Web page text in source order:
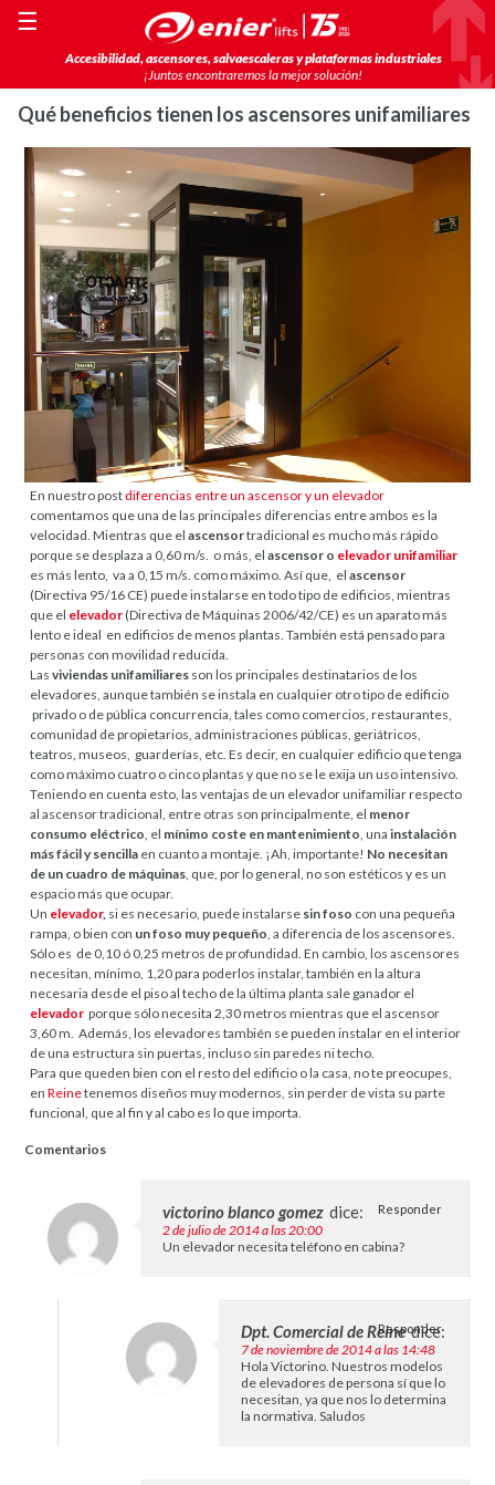
Accesibilidad, ascensores, salvaescaleras y plataformas industriales
¡Juntos encontraremos la mejor solución!
☰
Qué beneficios tienen los ascensores unifamiliares
En nuestro post diferencias entre un ascensor y un elevador
comentamos que una de las principales diferencias entre ambos es la
velocidad. Mientras que elascensortradicional es mucho más rápido
porque se desplaza a 0,60 m/s. o más, elascensor o elevador unifamiliar
es más lento, va a 0,15 m/s. como máximo. Así que, elascensor
(Directiva 95/16 CE) puede instalarse en todo tipo de edificios, mientras
que el elevador (Directiva de Máquinas 2006/42/CE) es un aparato más
lento e ideal en edificios de menos plantas. También está pensado para
personas con movilidad reducida.
Las viviendas unifamiliares son los principales destinatarios de los
elevadores, aunque también se instala en cualquier otro tipo de edificio
privado o de pública concurrencia, tales como comercios, restaurantes,
comunidad de propietarios, administraciones públicas, geriátricos,
teatros, museos, guarderías, etc. Es decir, en cualquier edificio que tenga
como máximo cuatro o cinco plantas y que no se le exija un uso intensivo.
Teniendo en cuenta esto, las ventajas de un elevador unifamiliar respecto
al ascensor tradicional, entre otras son principalmente, el menor
consumo eléctrico , el mínimo coste en mantenimiento , unainstalación
más fácil y sencilla en cuanto a montaje. ¡Ah, importante! No necesitan
de un cuadro de máquinas , que, por lo general, no son estéticos y es un
espacio más que ocupar.
Un elevador, si es necesario, puede instalarse sin foso con una pequeña
rampa, o bien con un foso muy pequeño , a diferencia de los ascensores.
Sólo es de 0,10 ó 0,25 metros de profundidad. En cambio, los ascensores
necesitan, mínimo, 1,20 para poderlos instalar, también en la altura
necesaria desde el piso al techo de la última planta sale ganador el
elevador porque sólo necesita 2,30 metros mientras que el ascensor
3,60 m. Además, los elevadores también se pueden instalar en el interior
de una estructura sin puertas, incluso sin paredes ni techo.
Para que queden bien con el resto del edificio o la casa, no te preocupes,
enReinetenemos diseños muy modernos, sin perder de vista su parte
funcional, que al fin y al cabo es lo que importa.
Comentarios
victorino blanco gomez dice:
2 de julio de 2014 a las 20:00
Un elevador necesita teléfono en cabina?
Responder
Dpt. Comercial de Reine dice:
7 de noviembre de 2014 a las 14:48
Hola Victorino. Nuestros modelos
de elevadores de persona sí que lo
necesitan, ya que nos lo determina
la normativa. Saludos
Responder